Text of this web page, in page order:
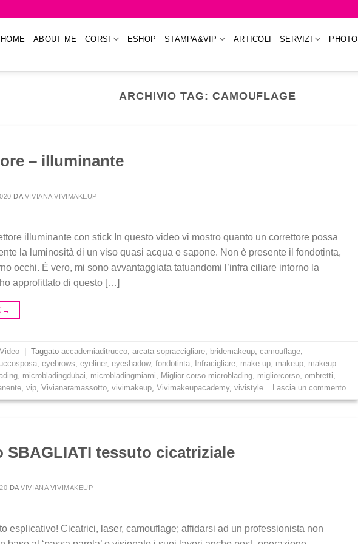
HOME ABOUT ME CORSI ESHOP STAMPA&VIP ARTICOLI SERVIZI PHOTO
ARCHIVIO TAG: CAMOUFLAGE
– illuminante
DA VIVIANA VIVIMAKEUP
illuminante con stick In questo video vi mostro quanto un correttore possa
la luminosità di un viso quasi acqua e sapone. Non è presente il fondotinta,
occhi. È vero, mi sono avvantaggiata tatuandomi l’infra ciliare intorno la
approfittato di questo […]
→
Video Taggatoaccademiaditrucco,arcata sopraccigliare, bridemakeup,camouflage,
,eyebrows,eyeliner,eyeshadow,fondotinta, Infracigliare, make-up, makeup, makeup
, microbladingdubai, microbladingmiami, Miglior corso microblading, migliorcorso,ombretti,
,vip,Vivianaramassotto,vivimakeup,Vivimakeupacademy,vivistyle Lascia un commento
SBAGLIATI tessuto cicatriziale
DAVIVIANA VIVIMAKEUP
esplicativo! Cicatrici, laser, camouflage; affidarsi ad un professionista non